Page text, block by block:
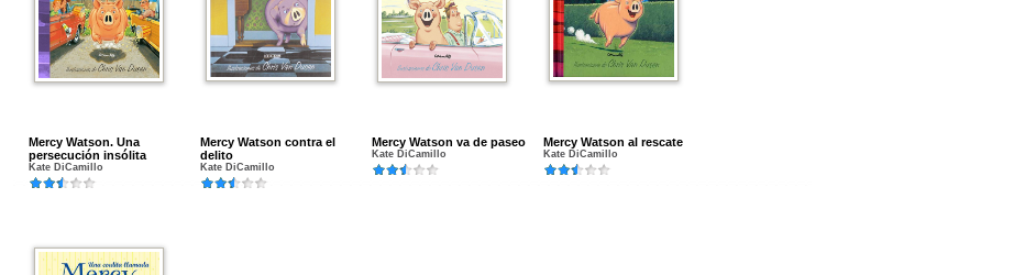
Mercy Watson. Una
persecución insólita
Kate DiCamillo
Mercy Watson contra el
delito
Kate DiCamillo
Mercy Watson va de paseo
Kate DiCamillo
Mercy Watson al rescate
Kate DiCamillo